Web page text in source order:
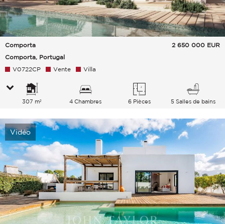
Comporta
Comporta, Portugal
2 650 000 EUR
V0722CP Vente Villa
307 m² 4 Chambres 6 Pièces 5 Salles de bains
Vidéo